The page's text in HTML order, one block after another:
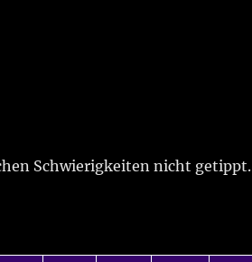
Schwierigkeiten nicht getippt.